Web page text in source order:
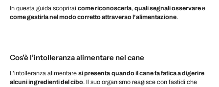
In questa guida scoprirai come riconoscerla, quali segnali osservaree
come gestirla nel modo corretto attraverso l’alimentazione.
Cos’è l’intolleranza alimentare nel cane
L’intolleranza alimentare si presenta quando il cane fa fatica a digerire
alcuni ingredienti del cibo. Il suo organismo reagisce con fastidi che